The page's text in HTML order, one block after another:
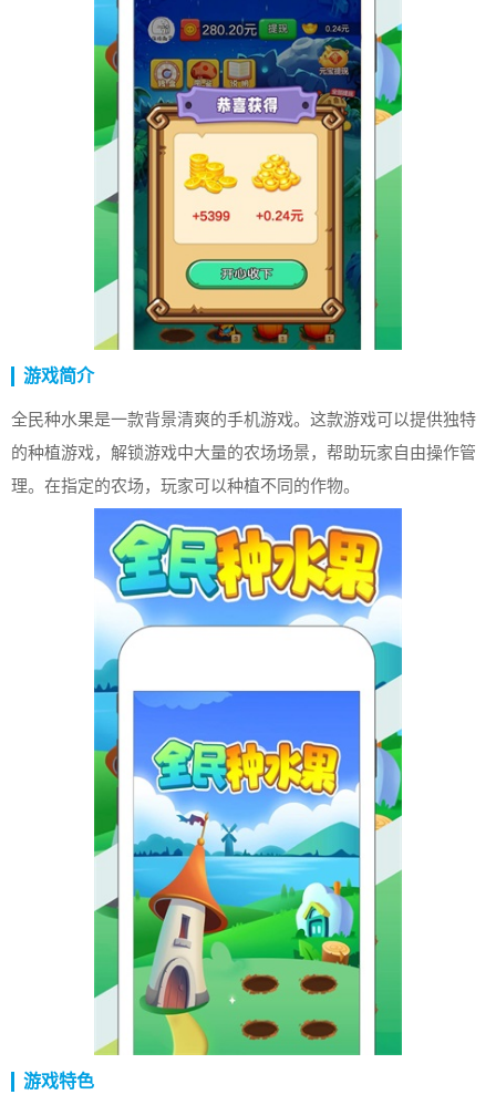
游戏简介
全民种水果是一款背景清爽的手机游戏。这款游戏可以提供独特
的种植游戏，解锁游戏中大量的农场场景，帮助玩家自由操作管
理。在指定的农场，玩家可以种植不同的作物。
游戏特色